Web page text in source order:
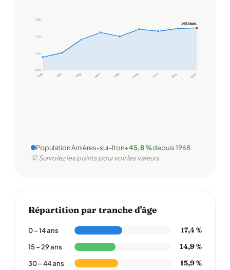
900
1,2 k
1,5 k
1,8 k
1968 1975 1982 1990 1999 2006 2011 2016 2022
1 651 hab.
Population Arnières-sur-Iton+45,8 %depuis 1968
💡 Survolez les points pour voir les valeurs
Répartition par tranche d'âge
0 – 14 ans 17,4 %
15 – 29 ans 14,9 %
30 – 44 ans 15,9 %